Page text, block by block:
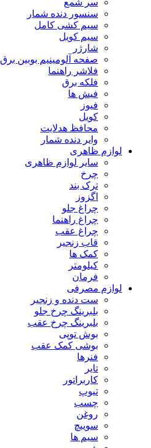
سر شمع
سنسور دنده شمار
سیم کشی کامل
سیم کویل
شارژر
صفحه آلومینیم بوبین برق
فلاشر راهنما
فلکه برق
فیش ها
فیوز
کویل
محافظ هدلایت
وایر دنده شمار
لوازم ظاهری
سایر لوازم ظاهری
چرخ
ترک بند
اگزوز
چراغ جلو
چراغ راهنما
چراغ عقب
قاب زنجیر
کمک ها
کیلومتر
فرمان
لوازم مصرفی
ست دنده و زنجیر
بلبرینگ چرخ جلو
بلبرینگ چرخ عقب
بوش توپی
بوشی کمک عقب
فنرها
تایر
کاربراتور
تیوپ
چسب
روغن
سوییچ
سیم ها